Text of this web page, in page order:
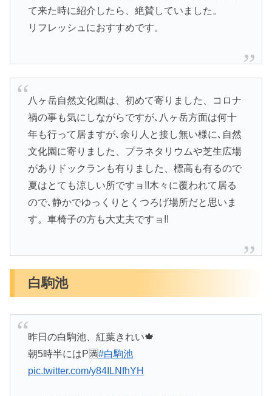
て来た時に紹介したら、絶賛していました。
リフレッシュにおすすめです。
八ヶ岳自然文化園は、初めて寄りました、コロナ
禍の事も気にしながらですが､八ヶ岳方面は何十
年も行って居ますが､余り人と接し無い様に､自然
文化園に寄りました、プラネタリウムや芝生広場
がありドックランも有りました、標高も有るので
夏はとても涼しい所ですョ!!木々に覆われて居る
ので､静かでゆっくりとくつろげ場所だと思いま
す。車椅子の方も大丈夫ですョ!!
白駒池
昨日の白駒池、紅葉きれい🍁
朝5時半にはP🈵#白駒池
pic.twitter.com/y84ILNfhYH